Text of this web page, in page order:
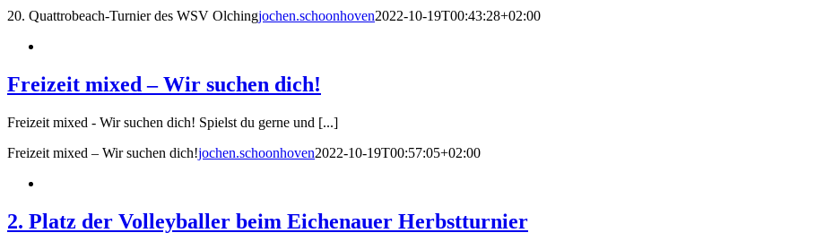
20. Quattrobeach-Turnier des WSV Olchingjochen.schoonhoven2022-10-19T00:43:28+02:00
Freizeit mixed – Wir suchen dich!
Freizeit mixed - Wir suchen dich! Spielst du gerne und [...]
Freizeit mixed – Wir suchen dich!jochen.schoonhoven2022-10-19T00:57:05+02:00
2. Platz der Volleyballer beim Eichenauer Herbstturnier